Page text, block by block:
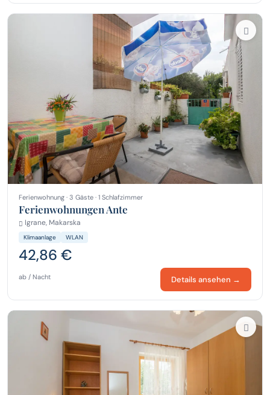
Ferienwohnung · 3 Gäste · 1 Schlafzimmer
Ferienwohnungen Ante
Igrane, Makarska
Klimaanlage WLAN
42,86 €
ab / Nacht Details ansehen →